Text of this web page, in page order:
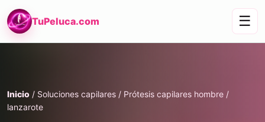
TuPeluca.com ☰
Inicio / Soluciones capilares / Prótesis capilares hombre /
lanzarote